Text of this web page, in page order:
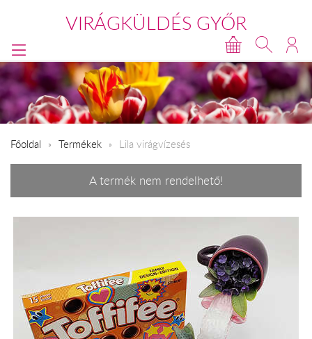
VIRÁGKÜLDÉS GYŐR
Főoldal Termékek Lila virágvízesés
A termék nem rendelhető!